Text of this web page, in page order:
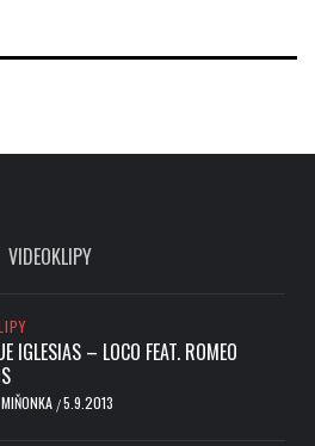
VIDEOKLIPY
IGLESIAS – LOCO FEAT. ROMEO
MIŇONKA /5.9.2013